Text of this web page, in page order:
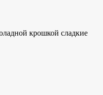
крошкой сладкие